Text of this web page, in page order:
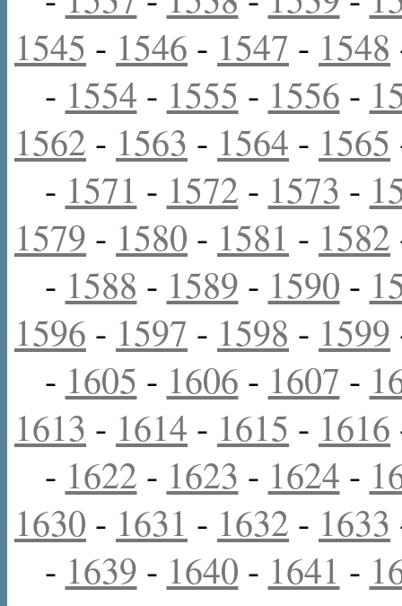
1545 - 1546 - 1547 - 1548
- 1554 - 1555 - 1556 -
1562 - 1563 - 1564 - 1565
- 1571 - 1572 - 1573 -
1579 - 1580 - 1581 - 1582
- 1588 - 1589 - 1590 -
1596 - 1597 - 1598 - 1599
- 1605 - 1606 - 1607 -
1613 - 1614 - 1615 - 1616
- 1622 - 1623 - 1624 -
1630 - 1631 - 1632 - 1633
- 1639 - 1640 - 1641 -